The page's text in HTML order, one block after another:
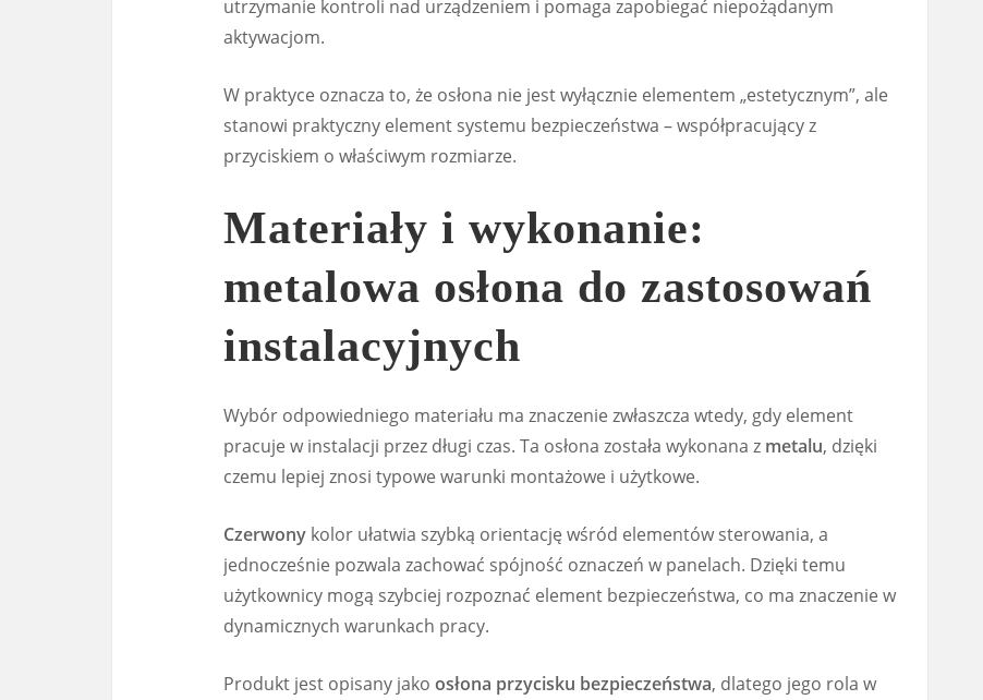
utrzymanie kontroli nad urządzeniem i pomaga zapobiegać niepożądanym
aktywacjom.
W praktyce oznacza to, że osłona nie jest wyłącznie elementem „estetycznym”, ale
stanowi praktyczny element systemu bezpieczeństwa – współpracujący z
przyciskiem o właściwym rozmiarze.
Materiały i wykonanie:
metalowa osłona do zastosowań
instalacyjnych
Wybór odpowiedniego materiału ma znaczenie zwłaszcza wtedy, gdy element
pracuje w instalacji przez długi czas. Ta osłona została wykonana z metalu, dzięki
czemu lepiej znosi typowe warunki montażowe i użytkowe.
Czerwony kolor ułatwia szybką orientację wśród elementów sterowania, a
jednocześnie pozwala zachować spójność oznaczeń w panelach. Dzięki temu
użytkownicy mogą szybciej rozpoznać element bezpieczeństwa, co ma znaczenie w
dynamicznych warunkach pracy.
Produkt jest opisany jako osłona przycisku bezpieczeństwa, dlatego jego rola w